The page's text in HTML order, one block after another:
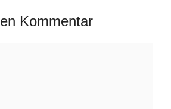
Kommentar